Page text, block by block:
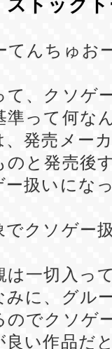
トックト
てんちゅお
、クソゲ
準って何な
発売メー
と発売後
扱いにな
クソゲー
は一切入っ
に、グル
のでクソゲ
良い作品だ